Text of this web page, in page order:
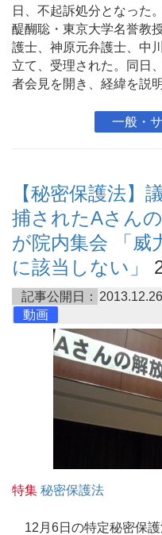
日、不起訴処分となった
醍醐聡・東京大学名誉教
護士、神原元弁護士、中
立て、受理された。同日
者会見を開き、経緯を説明
一般・
【秘密保護法】
捕されたAさん
が院内集会 「威
に該当しない」
記事公開日： 2013.12.26
動画
特集 秘密保護法
12月6日の特定秘密保護